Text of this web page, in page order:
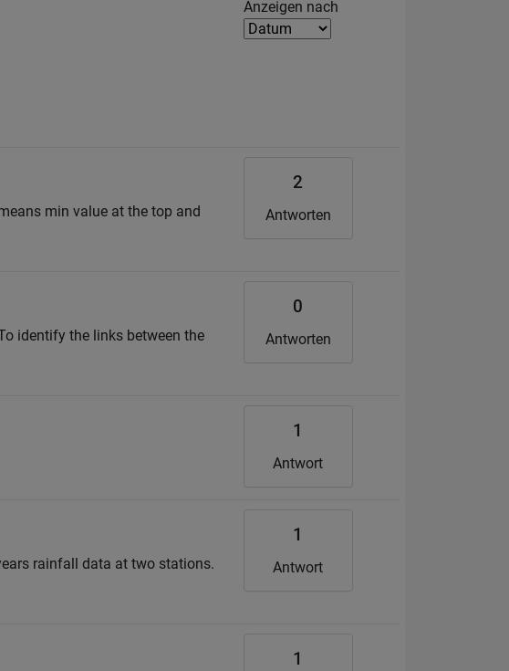
Filter2
Anzeigen nach
min value at the top and
2
Antworten
identify the links between the
0
Antworten
1
Antwort
rainfall data at two stations.
1
Antwort
1